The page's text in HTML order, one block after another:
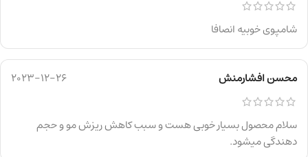
شامپوی خوبیه انصافا
محسن افشارمنش 2023-12-26
سلام محصول بسیار خوبی هست و سبب کاهش ریزش مو و حجم
دهندگی میشود.